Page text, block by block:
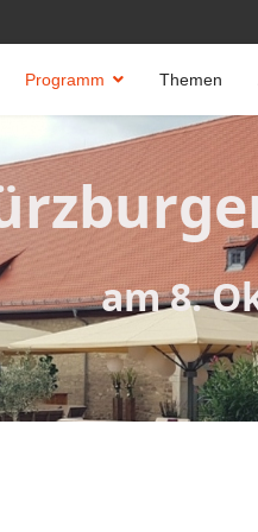
Programm Themen
am 8.